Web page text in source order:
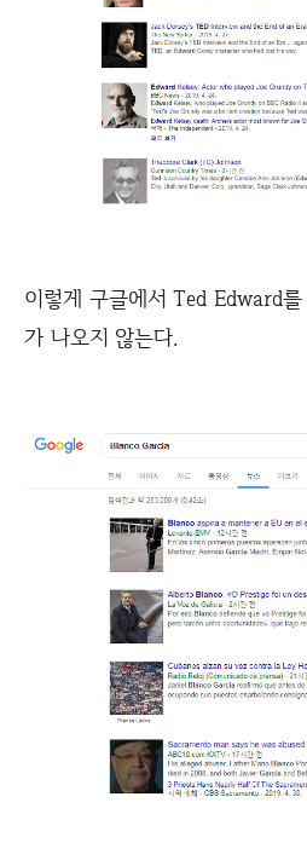
이렇게 구글에서 Ted Edward
가 나오지 않는다.